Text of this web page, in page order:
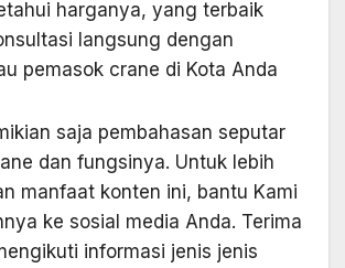
harganya, yang terbaik
langsung dengan
pemasok crane di Kota Anda
saja pembahasan seputar
dan fungsinya. Untuk lebih
manfaat konten ini, bantu Kami
ke sosial media Anda. Terima
informasi jenis jenis